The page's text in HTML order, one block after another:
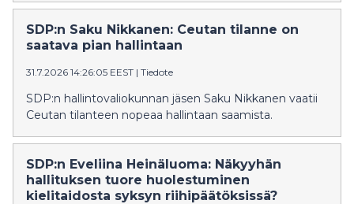
itärajaa vartioivalle Suomelle on erityisen tärkeää
säilyttää muiden EU-maiden tuki ja ymmärrys
rajaturvallisuuden vaikeissa oloissa.
SDP:n Saku Nikkanen: Ceutan tilanne on
saatava pian hallintaan
31.7.2026 14:26:05 EEST | Tiedote
SDP:n hallintovaliokunnan jäsen Saku Nikkanen vaatii
Ceutan tilanteen nopeaa hallintaan saamista.
SDP:n Eveliina Heinäluoma: Näkyyhän
hallituksen tuore huolestuminen
kielitaidosta syksyn riihipäätöksissä?